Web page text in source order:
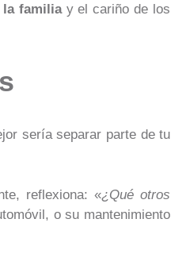
la familiay el cariño de los
sería separar parte de tu
reflexiona: «¿Qué otros
o su mantenimiento